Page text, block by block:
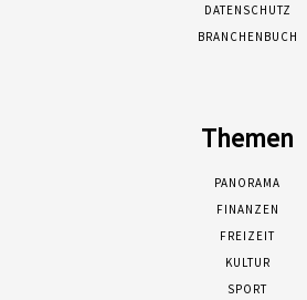
DATENSCHUTZ
BRANCHENBUCH
Themen
PANORAMA
FINANZEN
FREIZEIT
KULTUR
SPORT